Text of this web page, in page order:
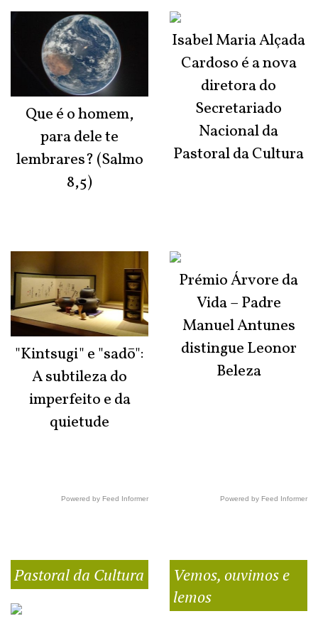
Que é o homem,
para dele te
lembrares? (Salmo
8,5)
"Kintsugi" e "sadō":
A subtileza do
imperfeito e da
quietude
Powered by Feed Informer
Isabel Maria Alçada
Cardoso é a nova
diretora do
Secretariado
Nacional da
Pastoral da Cultura
Prémio Árvore da
Vida – Padre
Manuel Antunes
distingue Leonor
Beleza
Powered by Feed Informer
Pastoral da Cultura
Vemos, ouvimos e
lemos